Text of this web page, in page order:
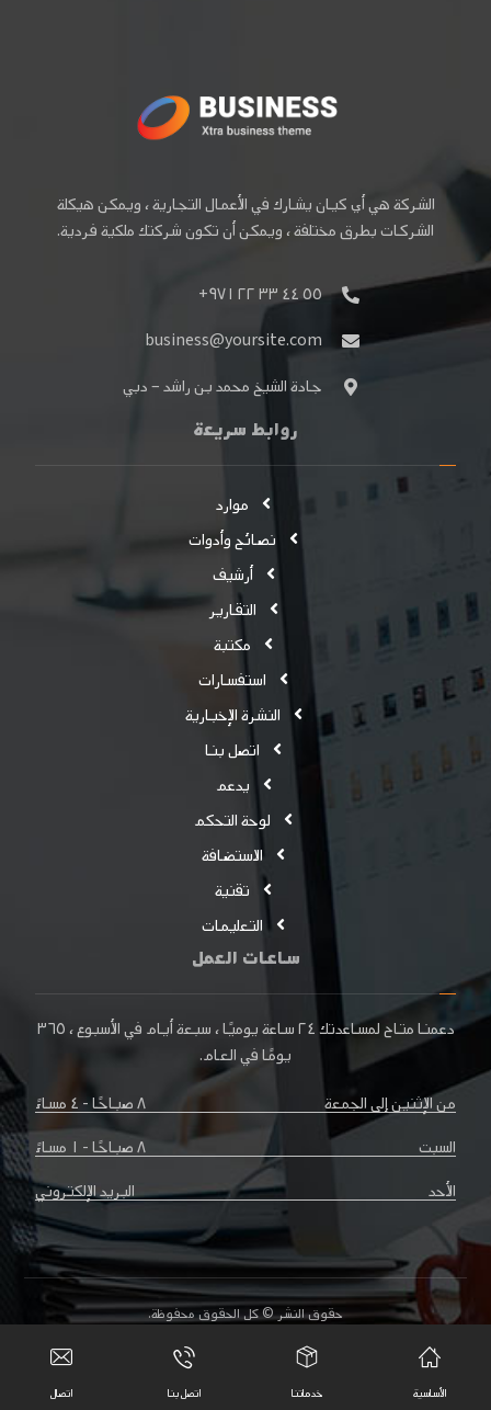
الشركة هي أي كيان يشارك في الأعمال التجارية ، ويمكن هيكلة
الشركات بطرق مختلفة ، ويمكن أن تكون شركتك ملكية فردية.
٥٥ ٤٤ ٣٣ ٢٢ ٩٧١+
business@yoursite.com
جادة الشيخ محمد بن راشد – دبي
روابط سريعة
موارد
نصائح وأدوات
أرشيف
التقارير
مكتبة
استفسارات
النشرة الإخبارية
اتصل بنا
يدعم
لوحة التحكم
الاستضافة
تقنية
التعليمات
ساعات العمل
دعمنا متاح لمساعدتك٢٤ ساعة يوميًا ، سبعة أيام في الأسبوع ،٣٦٥
يومًافي العام.
من الإثنين إلى الجمعة
٨ صباحًا - ٤ مساءً
السبت
٨ صباحًا - ١ مساءً
الأحد
البريد الإلكتروني
حقوق النشر © كل الحقوق محفوظة.
اتصال بنا سياسة الخصوصية
الأساسية خدماتنا اتصل بنا اتصال